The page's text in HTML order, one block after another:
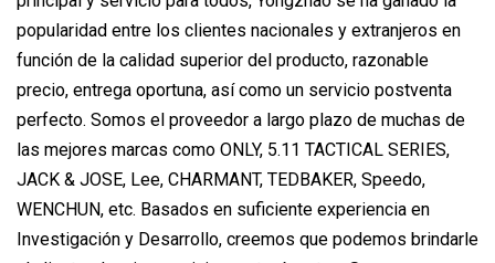
popularidad entre los clientes nacionales y extranjeros en
función de la calidad superior del producto, razonable
precio, entrega oportuna, así como un servicio postventa
perfecto. Somos el proveedor a largo plazo de muchas de
las mejores marcas como ONLY, 5.11 TACTICAL SERIES,
JACK & JOSE, Lee, CHARMANT, TEDBAKER, Speedo,
WENCHUN, etc. Basados ​​en suficiente experiencia en
Investigación y Desarrollo, creemos que podemos brindarle